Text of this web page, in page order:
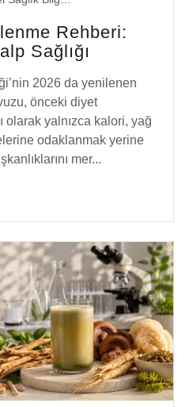
Sağlığı
2026 da yenilenen
önceki diyet
olarak yalnızca kalori, yağ
odaklanmak yerine
mer...